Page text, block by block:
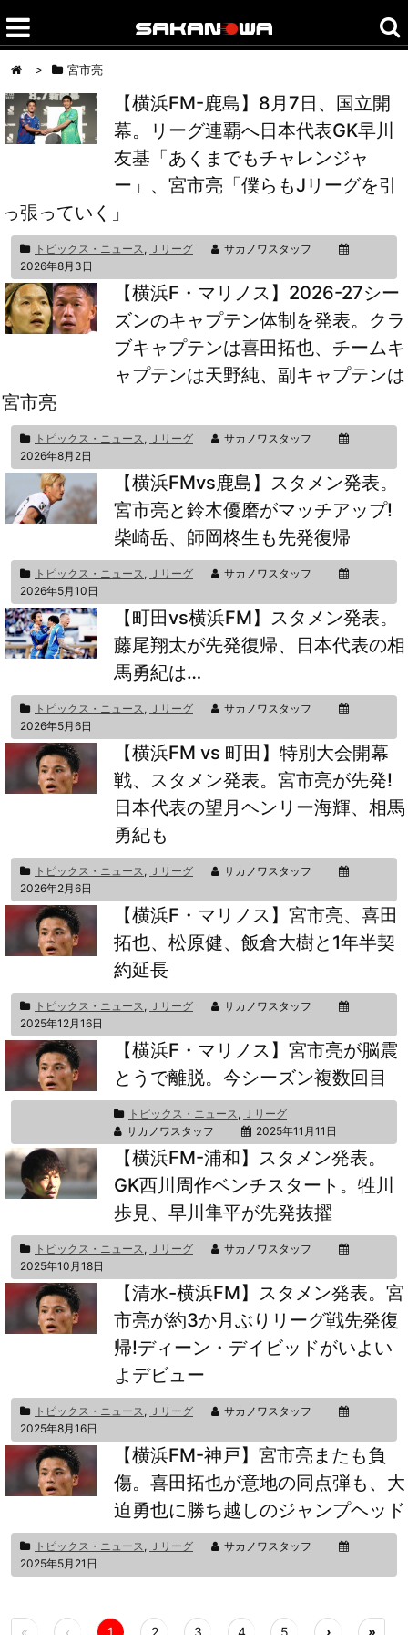
> 宮市亮
【横浜FM-鹿島】8月7日、国立開
幕。リーグ連覇へ日本代表GK早川
友基「あくまでもチャレンジャ
ー」、宮市亮「僕らもJリーグを引
っ張っていく」
トピックス・ニュース, Ｊリーグ
サカノワスタッフ
2026年8月3日
【横浜F・マリノス】2026-27シー
ズンのキャプテン体制を発表。クラ
ブキャプテンは喜田拓也、チームキ
ャプテンは天野純、副キャプテンは
宮市亮
トピックス・ニュース, Ｊリーグ
サカノワスタッフ
2026年8月2日
【横浜FMvs鹿島】スタメン発表。
宮市亮と鈴木優磨がマッチアップ!
柴崎岳、師岡柊生も先発復帰
トピックス・ニュース, Ｊリーグ
サカノワスタッフ
2026年5月10日
【町田vs横浜FM】スタメン発表。
藤尾翔太が先発復帰、日本代表の相
馬勇紀は…
トピックス・ニュース, Ｊリーグ
サカノワスタッフ
2026年5月6日
【横浜FM vs 町田】特別大会開幕
戦、スタメン発表。宮市亮が先発!
日本代表の望月ヘンリー海輝、相馬
勇紀も
トピックス・ニュース, Ｊリーグ
サカノワスタッフ
2026年2月6日
【横浜F・マリノス】宮市亮、喜田
拓也、松原健、飯倉大樹と1年半契
約延長
トピックス・ニュース, Ｊリーグ
サカノワスタッフ
2025年12月16日
【横浜F・マリノス】宮市亮が脳震
とうで離脱。今シーズン複数回目
トピックス・ニュース, Ｊリーグ
サカノワスタッフ
2025年11月11日
【横浜FM-浦和】スタメン発表。
GK西川周作ベンチスタート。牲川
歩見、早川隼平が先発抜擢
トピックス・ニュース, Ｊリーグ
サカノワスタッフ
2025年10月18日
【清水-横浜FM】スタメン発表。宮
市亮が約3か月ぶりリーグ戦先発復
帰!ディーン・デイビッドがいよい
よデビュー
トピックス・ニュース, Ｊリーグ
サカノワスタッフ
2025年8月16日
【横浜FM-神戸】宮市亮またも負
傷。喜田拓也が意地の同点弾も、大
迫勇也に勝ち越しのジャンプヘッド
トピックス・ニュース, Ｊリーグ
サカノワスタッフ
2025年5月21日
« ‹ 1 2 3 4 5 › »